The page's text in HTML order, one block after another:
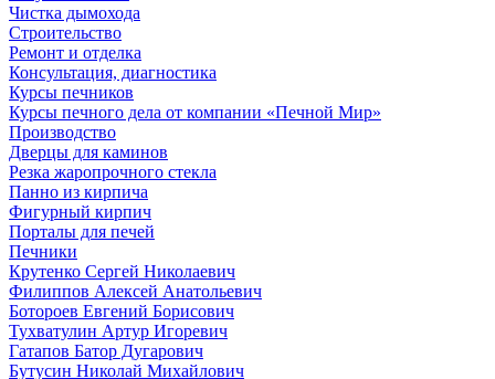
Чистка дымохода
Строительство
Ремонт и отделка
Консультация, диагностика
Курсы печников
Курсы печного дела от компании «Печной Мир»
Производство
Дверцы для каминов
Резка жаропрочного стекла
Панно из кирпича
Фигурный кирпич
Порталы для печей
Печники
Крутенко Сергей Николаевич
Филиппов Алексей Анатольевич
Ботороев Евгений Борисович
Тухватулин Артур Игоревич
Гатапов Батор Дугарович
Бутусин Николай Михайлович